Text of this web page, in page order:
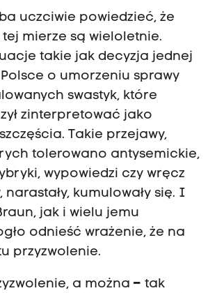
uczciwie powiedzieć, że
mierze są wieloletnie.
takie jak decyzja jednej
o umorzeniu sprawy
swastyk, które
zinterpretować jako
Takie przejawy,
tolerowano antysemickie,
wypowiedzi czy wręcz
kumulowały się. I
jak i wielu jemu
odnieść wrażenie, że na
przyzwolenie.
a można – tak